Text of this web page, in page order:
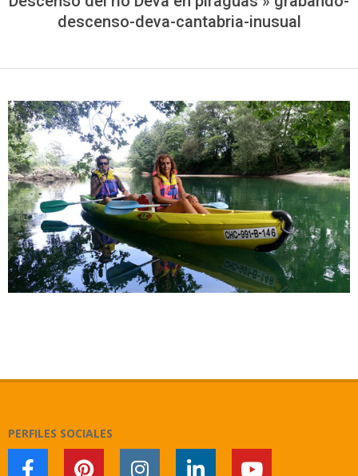
descenso-deva-cantabria-inusual
PERFILES SOCIALES